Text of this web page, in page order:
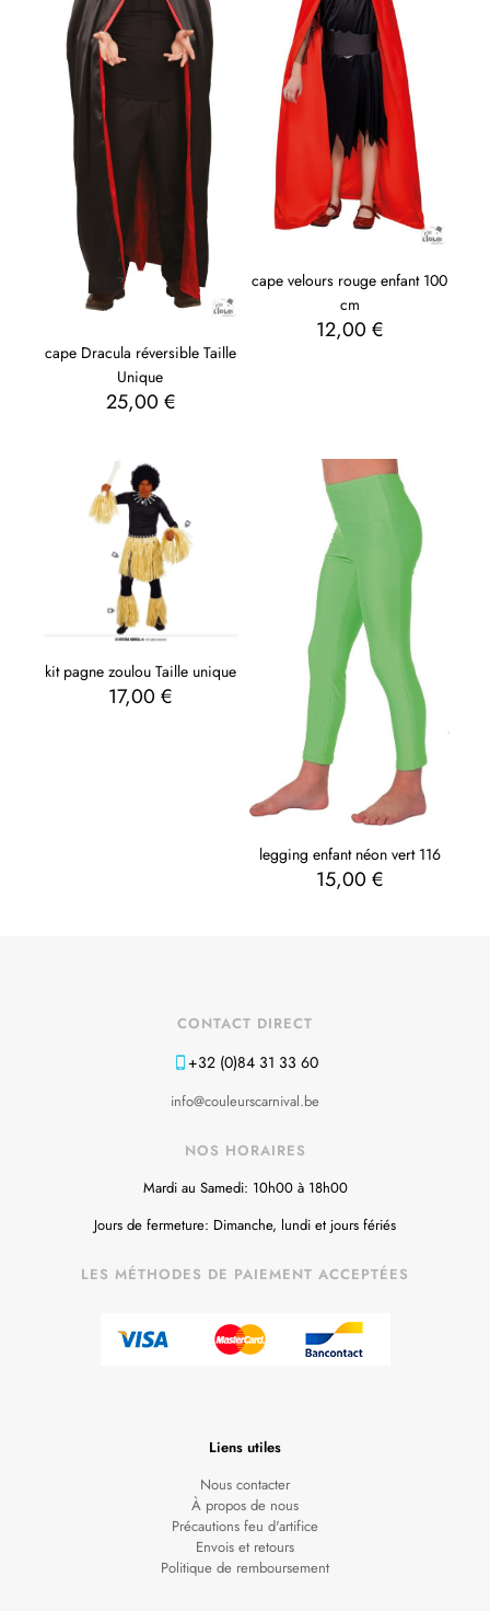
cape Dracula réversible Taille
Unique
25,00 €
cape velours rouge enfant 100
cm
12,00 €
kit pagne zoulou Taille unique
17,00€
legging enfant néon vert 116
15,00 €
CONTACT DIRECT
+32 (0)84 31 33 60
info@couleurscarnival.be
NOS HORAIRES
Mardi au Samedi: 10h00 à 18h00
Jours de fermeture: Dimanche, lundi et jours fériés
LES MÉTHODES DE PAIEMENT ACCEPTÉES
Liens utiles
Nous contacter
À propos de nous
Précautions feu d'artifice
Envois et retours
Politique de remboursement